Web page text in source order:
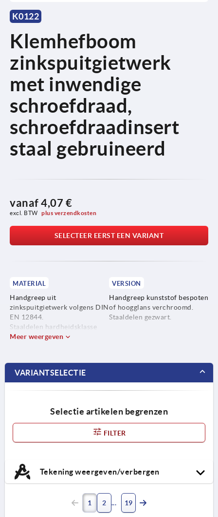
K0122
Klemhefboom
zinkspuitgietwerk
met inwendige
schroefdraad,
schroefdraadinsert
staal gebruineerd
vanaf 4,07 €
excl. BTW plus verzendkosten
SELECTEER EERST EEN VARIANT
MATERIAL
Handgreep uit
zinkspuitgietwerk volgens DIN
EN 12844.
Staaldelen hardheidsklasse
5.8.
VERSION
Handgreep kunststof bespoten
of hoogglans verchroomd.
Staaldelen gezwart.
Meer weergeven
VARIANTSELECTIE
Selectie artikelen begrenzen
FILTER
Tekening weergeven/verbergen
1 2 19